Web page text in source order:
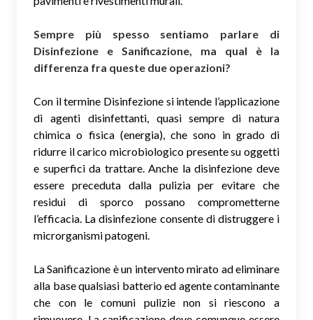
Sempre più spesso sentiamo parlare di
Disinfezione e Sanificazione, ma qual è la
differenza fra queste due operazioni?
Con il termine Disinfezione si intende l’applicazione
di agenti disinfettanti, quasi sempre di natura
chimica o fisica (energia), che sono in grado di
ridurre il carico microbiologico presente su oggetti
e superfici da trattare. Anche la disinfezione deve
essere preceduta dalla pulizia per evitare che
residui di sporco possano comprometterne
l’efficacia. La disinfezione consente di distruggere i
microrganismi patogeni.
La Sanificazione è un intervento mirato ad eliminare
alla base qualsiasi batterio ed agente contaminante
che con le comuni pulizie non si riescono a